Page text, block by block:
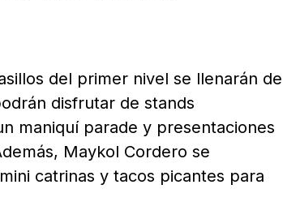
del primer nivel se llenarán de
disfrutar de stands
maniquí parade y presentaciones
Maykol Cordero se
catrinas y tacos picantes para